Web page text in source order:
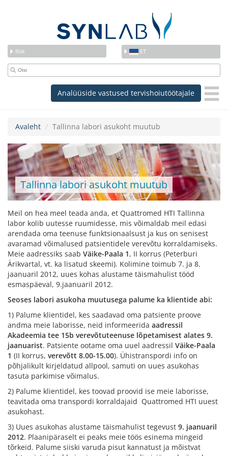
Riik ET
Analüüside vastused tervishoiutöötajale
Avaleht Tallinna labori asukoht muutub
Tallinna labori asukoht muutub
Meil on hea meel teada anda, et Quattromed HTI Tallinna
labor kolib uutesse ruumidesse, mis võimaldab meil edasi
arendada oma teenuse funktsionaalsust ja kus on senisest
avaramad võimalused patsientidele verevõtu korraldamiseks.
Meie aadressiks saab Väike-Paala 1, II korrus (Peterburi
Ärikvartal, vt. ka lisatud skeemi). Kolimine toimub 7. ja 8.
jaanuaril 2012, uues kohas alustame täismahulist tööd
esmaspäeval, 9.jaanuaril 2012.
Seoses labori asukoha muutusega palume ka klientide abi:
1) Palume klientidel, kes saadavad oma patsiente proove
andma meie laborisse, neid informeerida aadressil
Akadeemia tee 15b verevõtuteenuse lõpetamisest alates 9.
jaanuarist. Patsiente ootame oma uuel aadressil Väike-Paala
1 (II korrus, verevõtt 8.00-15.00). Ühistranspordi info on
põhjalikult kirjeldatud allpool, samuti on uues asukohas
tasuta parkimise võimalus.
2) Palume klientidel, kes toovad proovid ise meie laborisse,
teavitada oma transpordi korraldajaid Quattromed HTI uuest
asukohast.
3) Uues asukohas alustame täismahulist tegevust 9. jaanuaril
2012. Plaanipäraselt ei peaks meie töös esinema mingeid
tõrkeid. Palume siiski varuda pisut kannatust ja mõistvat